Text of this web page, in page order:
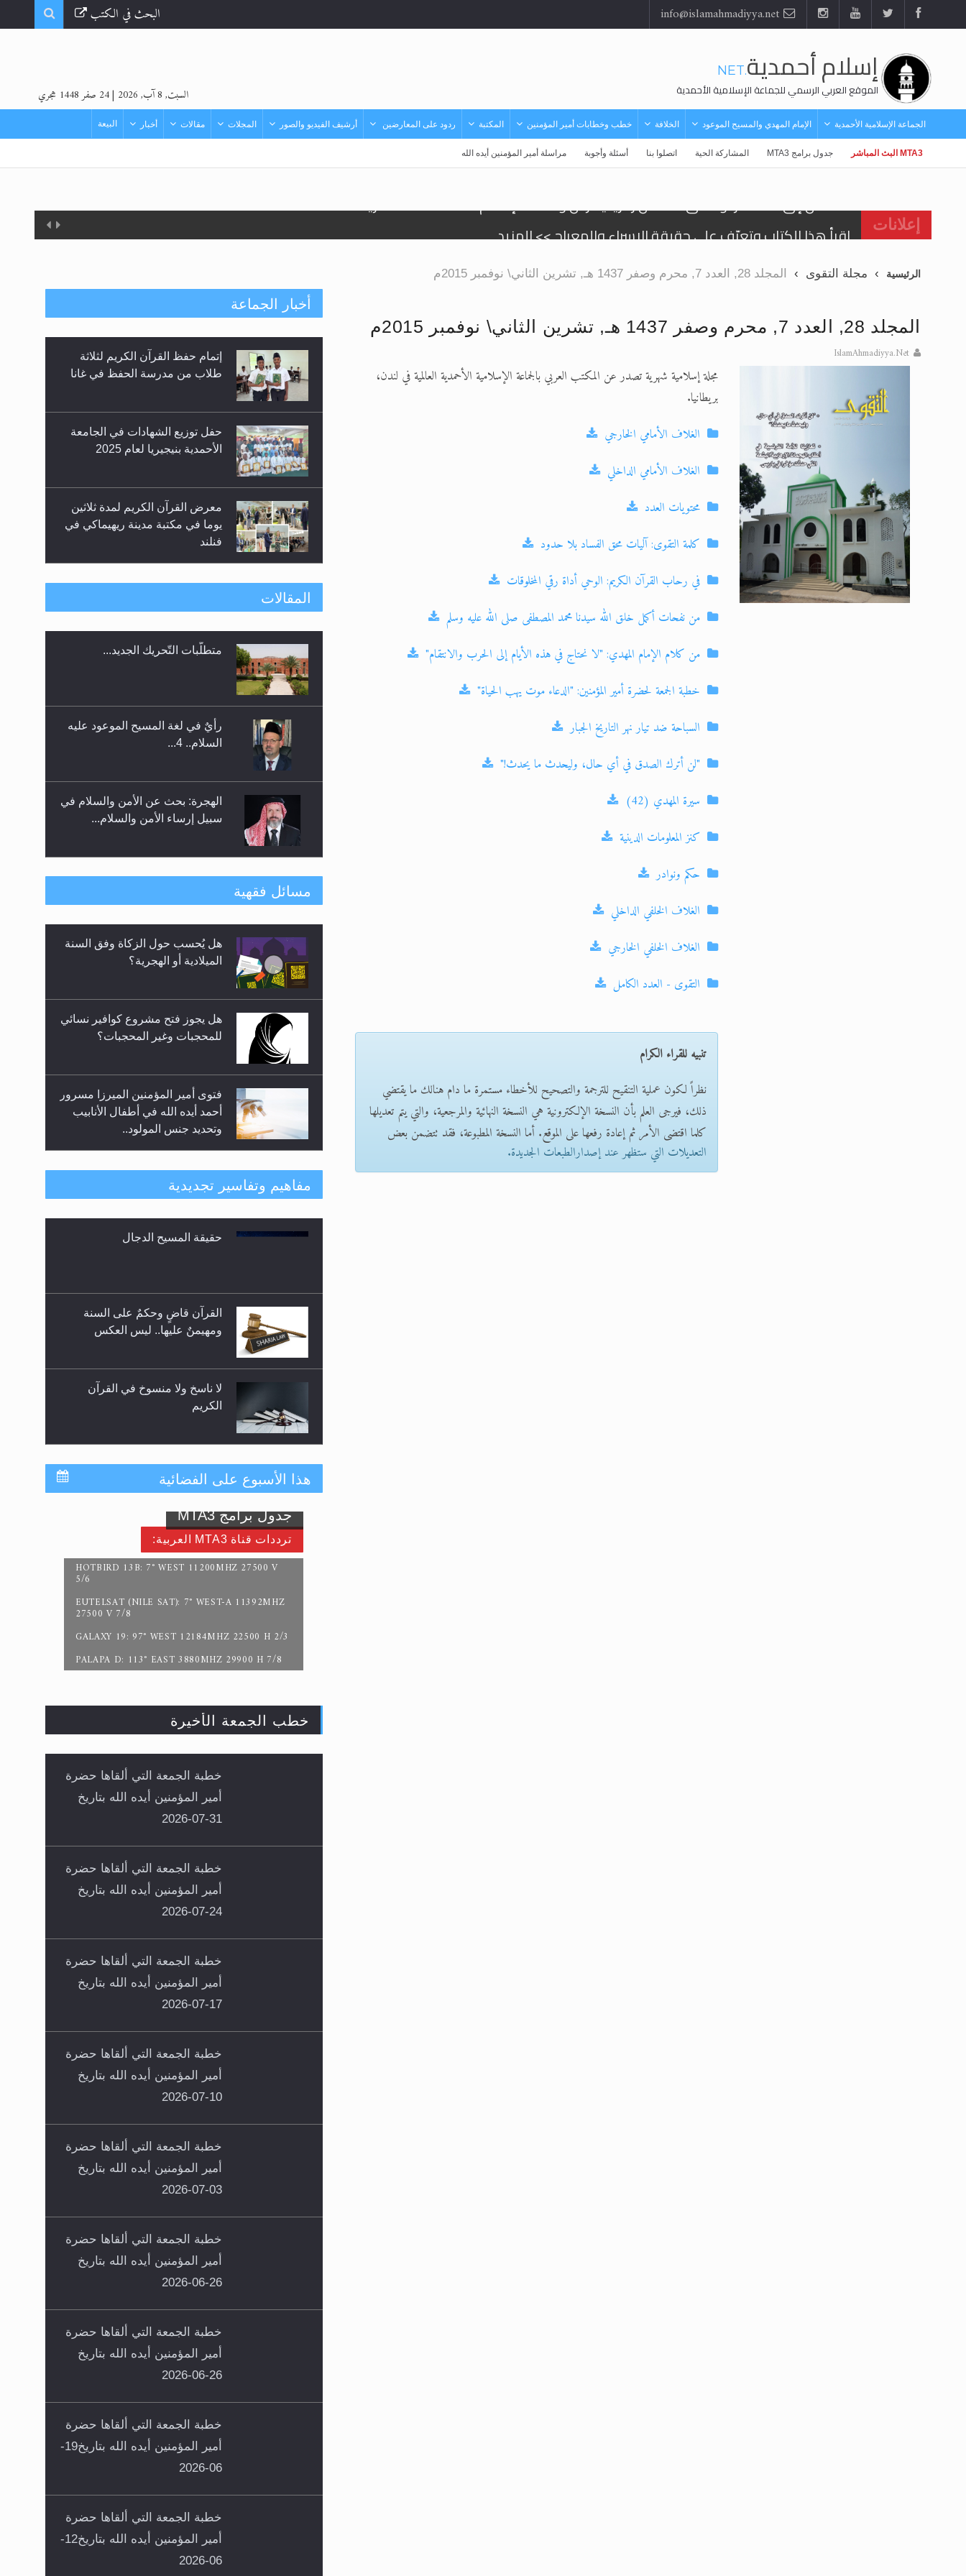
البحث في الكتب
إسلام أحمدية.NET
الموقع العربي الرسمي للجماعة الإسلامية الأحمدية السبت, 8 آب, 2026 |24 صفر 1448 هجري
الجماعة الإسلامية الأحمدية الإمام المهدي والمسيح الموعود الخلافة خطب وخطابات أمير المؤمنين المكتبة ردود على المعارضين أرشيف الفيديو والصور المجلات مقالات أخبار البيعة
MTA3 البث المباشر جدول برامج MTA3 المشاركة الحية اتصلوا بنا أسئلة وأجوبة مراسلة أمير المؤمنين أيده الله
إعلانات
اقرأ هذا الكتاب وتعرّف على حقيقة الإسراء والمعراج >> المزيد
الحجّ.. دلالات، حِكم، وأهداف >> المزيد
اقرأ هذا المقال في أهمية عيد الأضحى وأحكامه >> المزيد
اقرأ هذا المقال في أهمية عيد الأضحى وأحكامه >> المزيد
الحجّ.. دلالات، حِكم، وأهداف >> المزيد
تعميم هامّ لأفراد الجماعة >> المزيد
تعميم هامّ لأفراد الجماعة >> المزيد
إعلان هامّ بخصوص الرسائل المرسلة إلى حضرة امير المؤمنين أيده الله والمكتب العربي >> المزيد
للانتقال إلى كافة الردود على القمص زكريا يطرس وأعداء الإسلام اضغط هنا >> المزيد
الرئيسية مجلة التقوى المجلد 28, العدد 7, محرم وصفر 1437 هـ, تشرين الثاني\ نوفمبر 2015م
المجلد 28, العدد 7, محرم وصفر 1437 هـ, تشرين الثاني\ نوفمبر 2015م
IslamAhmadiyya.Net
مجلة إسلامية شهرية تصدر عن المكتب العربي بالجماعة الإسلامية الأحمدية العالمية في لندن،
بريطانيا.
الغلاف الأمامي الخارجي
الغلاف الأمامي الداخلي
محتويات العدد
كلمة التقوى: آليات محق الفساد بلا حدود
في رحاب القرآن الكريم: الوحي أداة رقي المخلوقات
من نفحات أكمل خلق الله سيدنا محمد المصطفى صلى الله عليه وسلم
من كلام الإمام المهدي: "لا نحتاج في هذه الأيام إلى الحرب والانتقام"
خطبة الجمعة لحضرة أمير المؤمنين: "الدعاء موت يهب الحياة"
السباحة ضد تيار نهر التاريخ الجبار
"لن أترك الصدق في أي حال، وليحدث ما يحدث!"
سيرة المهدي (42)
كنز المعلومات الدينية
حكم ونوادر
الغلاف الخلفي الداخلي
الغلاف الخلفي الخارجي
التقوى - العدد الكامل
تنبيه للقراء الكرام
نظراً لكون عملية التنقيح للترجمة والتصحيح للأخطاء مستمرة ما دام هنالك ما يقتضي
ذلك، فيرجى العلم بأن النسخة الإلكترونية هي النسخة النهائية والمرجعية، والتي يتم تعديلها
كلما اقتضى الأمر ثم إعادة رفعها على الموقع. أما النسخة المطبوعة، فقد تتضمن بعض
التعديلات التي ستظهر عند إصدارالطبعات الجديدة.
أخبار الجماعة
إتمام حفظ القرآن الكريم لثلاثة
طلاب من مدرسة الحفظ في غانا
حفل توزيع الشهادات في الجامعة
الأحمدية بنيجيريا لعام 2025
معرض القرآن الكريم لمدة ثلاثين
يوما في مكتبة مدينة ريهيماكي في
فنلند
ندوة حول نظام الوصية في
اليوم الوطني الرياضي لمجلس
المقالات
متطلَّبات التّحريك الجديد...
رأيٌ في لغة المسيح الموعود عليه
السلام.. 4...
الهجرة: بحث عن الأمن والسلام في
سبيل إرساء الأمن والسلام...
رأيٌ في لغة المسيح الموعود عليه
**الحصن الحصين من وساوس
المعارضين ...**...
مسائل فقهية
هل يُحسب حول الزكاة وفق السنة
الميلادية أو الهجرية؟
هل يجوز فتح مشروع كوافير نسائي
للمحجبات وغير المحجبات؟
فتوى أمير المؤمنين الميرزا مسرور
أحمد أيده الله في أطفال الأنابيب
وتحديد جنس المولود..
هل من الصحيح أن ديّة المرأة
المقتولة تساوي نصف ديّة الرجل
هل تعتبر الأشفار الاصطناعية
للوضوء وهل يُسمح الصلاة بها؟
مفاهيم وتفاسير تجديدية
حقيقة المسيح الدجال
القرآن قاضٍ وحكمٌ على السنة
ومهيمنٌ عليها.. ليس العكس
لا ناسخ ولا منسوخ في القرآن
الكريم
المفهوم الحقيقي للجهاد الإسلامي..
سورة التكوير تُنبئ بزمن بعثة
المسيح الموعود عليه السلام
هذا الأسبوع على الفضائية
ترددات قناة MTA3 العربية:
HOTBIRD 13B: 7° WEST 11200MHZ 27500 V
5/6
EUTELSAT (NILE SAT): 7° WEST-A 11392MHZ
27500 V 7/8
GALAXY 19: 97° WEST 12184MHZ 22500 H 2/3
PALAPA D: 113° EAST 3880MHZ 29900 H 7/8
جدول برامج MTA3
خطب الجمعة الأخيرة
خطبة الجمعة التي ألقاها حضرة
أمير المؤمنين أيده الله بتاريخ
31-07-2026
خطبة الجمعة التي ألقاها حضرة
أمير المؤمنين أيده الله بتاريخ
24-07-2026
خطبة الجمعة التي ألقاها حضرة
أمير المؤمنين أيده الله بتاريخ
17-07-2026
خطبة الجمعة التي ألقاها حضرة
أمير المؤمنين أيده الله بتاريخ
10-07-2026
خطبة الجمعة التي ألقاها حضرة
أمير المؤمنين أيده الله بتاريخ
03-07-2026
خطبة الجمعة التي ألقاها حضرة
أمير المؤمنين أيده الله بتاريخ
26-06-2026
خطبة الجمعة التي ألقاها حضرة
أمير المؤمنين أيده الله بتاريخ
26-06-2026
خطبة الجمعة التي ألقاها حضرة
أمير المؤمنين أيده الله بتاريخ19-
06-2026
خطبة الجمعة التي ألقاها حضرة
أمير المؤمنين أيده الله بتاريخ12-
06-2026